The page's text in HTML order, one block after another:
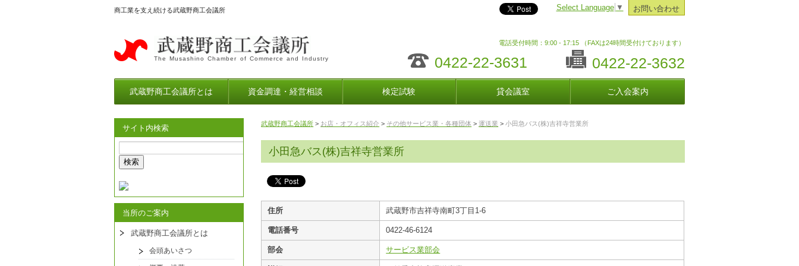
商工業を支え続ける武蔵野商工会議所 お問い合わせ
Select Language ▼
The Musashino Chamber of Commerce and Industry
電話受付時間：9:00 - 17:15 （FAXは24時間受付けております）
0422-22-3631 0422-22-3632
武蔵野商工会議所とは 資金調達・経営相談 検定試験 貸会議室 ご入会案内
サイト内検索
当所のご案内
武蔵野商工会議所とは
会頭あいさつ
武蔵野商工会議所 > お店・オフィス紹介 > その他サービス業・各種団体 >運送業 >小田急バス(株)吉祥寺営業所
小田急バス(株)吉祥寺営業所
住所 武蔵野市吉祥寺南町3丁目1-6
電話番号 0422-46-6124
部会 サービス業部会